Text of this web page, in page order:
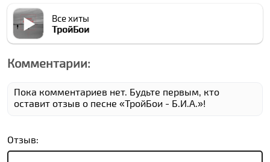
Все хиты
ТройБои
Комментарии:
Пока комментариев нет. Будьте первым, кто
оставит отзыв о песне «ТройБои - Б.И.А.»!
Отзыв: